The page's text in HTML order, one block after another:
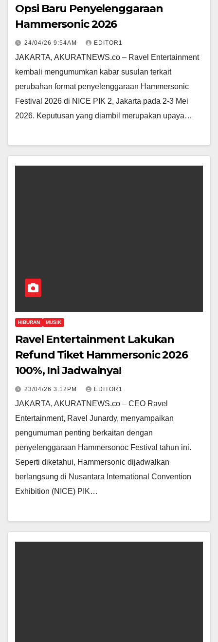
Opsi Baru Penyelenggaraan
Hammersonic 2026
24/04/26 9:54AM EDITOR1
JAKARTA, AKURATNEWS.co – Ravel Entertainment
kembali mengumumkan kabar susulan terkait
perubahan format penyelenggaraan Hammersonic
Festival 2026 di NICE PIK 2, Jakarta pada 2-3 Mei
2026. Keputusan yang diambil merupakan upaya…
HIBURAN MUSIK
Ravel Entertainment Lakukan
Refund Tiket Hammersonic 2026
100%, Ini Jadwalnya!
23/04/26 3:12PM EDITOR1
JAKARTA, AKURATNEWS.co – CEO Ravel
Entertainment, Ravel Junardy, menyampaikan
pengumuman penting berkaitan dengan
penyelenggaraan Hammersonoc Festival tahun ini.
Seperti diketahui, Hammersonic dijadwalkan
berlangsung di Nusantara International Convention
Exhibition (NICE) PIK…